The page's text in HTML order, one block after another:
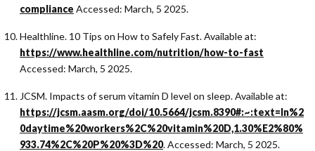
compliance Accessed: March, 5 2025.
Healthline. 10 Tips on How to Safely Fast. Available at:
https://www.healthline.com/nutrition/how-to-fast
Accessed: March, 5 2025.
JCSM. Impacts of serum vitamin D level on sleep. Available at:
https://jcsm.aasm.org/doi/10.5664/jcsm.8390#:~:text=In%2
0daytime%20workers%2C%20vitamin%20D,1.30%E2%80%
933.74%2C%20P%20%3D%20. Accessed: March, 5 2025.